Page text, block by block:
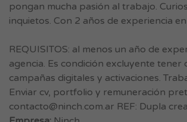
pongan mucha pasión al trabajo.
inquietos. Con 2 años de experiencia
REQUISITOS: al menos un año de
agencia. Es condición excluyente tener
campañas digitales y activaciones.
Enviar cv, portfolio y remuneración
contacto@ninch.com.ar REF: Dupla